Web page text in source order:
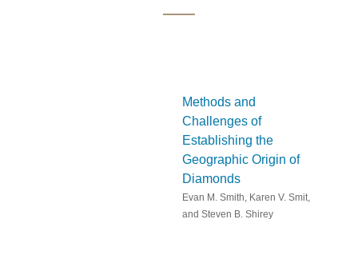
Methods and
Challenges of
Establishing the
Geographic Origin of
Diamonds
Evan M. Smith, Karen V. Smit,
and Steven B. Shirey